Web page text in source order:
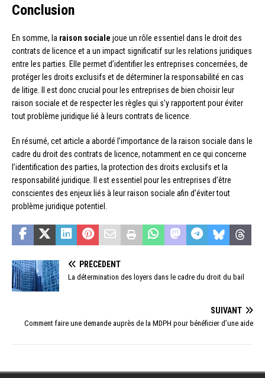
Conclusion
En somme, la raison sociale joue un rôle essentiel dans le droit des
contrats de licence et a un impact significatif sur les relations juridiques
entre les parties. Elle permet d’identifier les entreprises concernées, de
protéger les droits exclusifs et de déterminer la responsabilité en cas
de litige. Il est donc crucial pour les entreprises de bien choisir leur
raison sociale et de respecter les règles qui s’y rapportent pour éviter
tout problème juridique lié à leurs contrats de licence.
En résumé, cet article a abordé l’importance de la raison sociale dans le
cadre du droit des contrats de licence, notamment en ce qui concerne
l’identification des parties, la protection des droits exclusifs et la
responsabilité juridique. Il est essentiel pour les entreprises d’être
conscientes des enjeux liés à leur raison sociale afin d’éviter tout
problème juridique potentiel.
PRÉCÉDENT
La détermination des loyers dans le cadre du droit du bail
SUIVANT
Comment faire une demande auprès de la MDPH pour bénéficier d’une aide